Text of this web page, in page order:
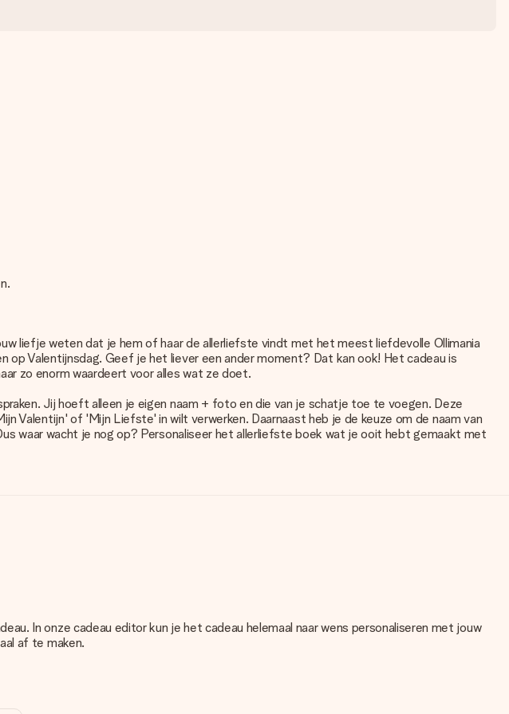
liefje weten dat je hem of haar de allerliefste vindt met het meest liefdevolle Ollimania
Valentijnsdag. Geef je het liever een ander moment? Dat kan ook! Het cadeau is
zo enorm waardeert voor alles wat ze doet.
Jij hoeft alleen je eigen naam + foto en die van je schatje toe te voegen. Deze
Valentijn' of 'Mijn Liefste' in wilt verwerken. Daarnaast heb je de keuze om de naam van
waar wacht je nog op? Personaliseer het allerliefste boek wat je ooit hebt gemaakt met
In onze cadeau editor kun je het cadeau helemaal naar wens personaliseren met jouw
af te maken.